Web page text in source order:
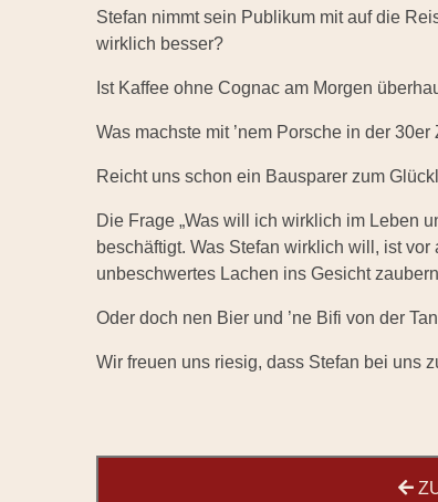
Stefan nimmt sein Publikum mit auf die
wirklich besser?
Ist Kaffee ohne Cognac am Morgen
Was machste mit ’nem Porsche in der
Reicht uns schon ein Bausparer zum
Die Frage „Was will ich wirklich im Leben
beschäftigt. Was Stefan wirklich will, ist
unbeschwertes Lachen ins Gesicht
Oder doch nen Bier und ’ne Bifi von der
Wir freuen uns riesig, dass Stefan bei uns